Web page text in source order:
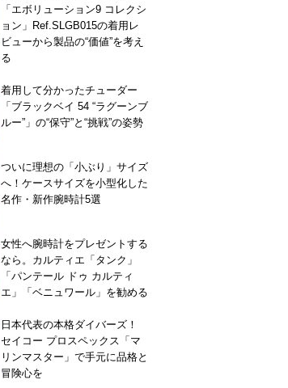
「エボリューション9 コレクシ
ョン」Ref.SLGB015の着用レ
ビューから製品の“価値”を考え
る
着用して分かったチューダー
「ブラックベイ 54 “ラグーンブ
ルー”」の“保守”と“挑戦”の姿勢
ついに理想の「小ぶり」サイズ
へ！ケースサイズを小型化した
名作・新作腕時計5選
女性へ腕時計をプレゼントする
なら。カルティエ「タンク」
「パンテール ドゥ カルティ
エ」「ベニュワール」を勧める
日本代表の本格ダイバーズ！
セイコー プロスペックス「マ
リンマスター」で手元に品格と
冒険心を